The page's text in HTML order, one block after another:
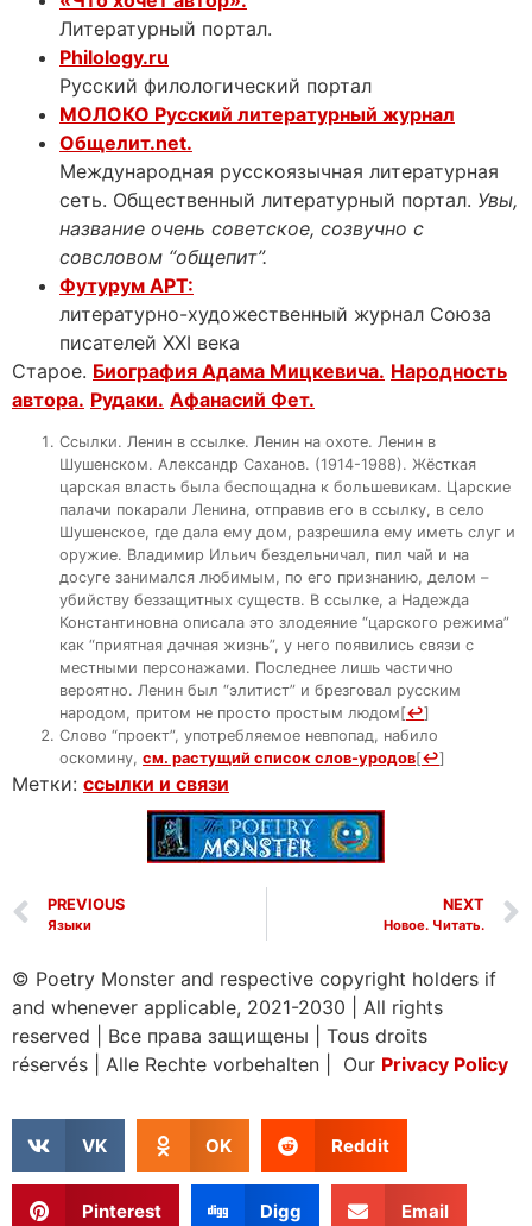
Литературный портал.
Philology.ru
Русский филологический портал
МОЛОКО Русский литературный журнал
Общелит.net.
Международная русскоязычная литературная
сеть. Общественный литературный портал. Увы,
название очень советское, созвучно с
совсловом “общепит”.
Футурум АРТ:
литературно-художественный журнал Союза
писателей XXI века
Старое. Биография Адама Мицкевича. Народность
автора. Рудаки. Афанасий Фет.
Ссылки. Ленин в ссылке. Ленин на охоте. Ленин в
Шушенском. Александр Саханов. (1914-1988). Жёсткая
царская власть была беспощадна к большевикам. Царские
палачи покарали Ленина, отправив его в ссылку, в село
Шушенское, где дала ему дом, разрешила ему иметь слуг и
оружие. Владимир Ильич бездельничал, пил чай и на
досуге занимался любимым, по его признанию, делом –
убийству беззащитных существ. В ссылке, а Надежда
Константиновна описала это злодеяние “царского режима”
как “приятная дачная жизнь”, у него появились связи с
местными персонажами. Последнее лишь частично
вероятно. Ленин был “элитист” и брезговал русским
народом, притом не просто простым людом [↩]
Cлово “проект”, употребляемое невпопад, набило
оскомину, см. растущий список слов-уродов[↩]
Метки: ссылки и связи
PREVIOUS
Языки
NEXT
Новое. Читать.
© Poetry Monster and respective copyright holders if
and whenever applicable, 2021-2030
All rights
reserved
Все права защищены
Tous droits
réservés
Alle Rechte vorbehalten | Our Privacy Policy
VK OK Reddit
Pinterest Digg Email